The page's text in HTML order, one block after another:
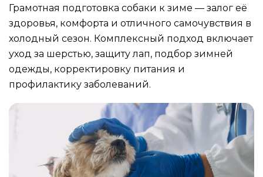
Грамотная подготовка собаки к зиме — залог её
здоровья, комфорта и отличного самочувствия в
холодный сезон. Комплексный подход включает
уход за шерстью, защиту лап, подбор зимней
одежды, корректировку питания и
профилактику заболеваний.